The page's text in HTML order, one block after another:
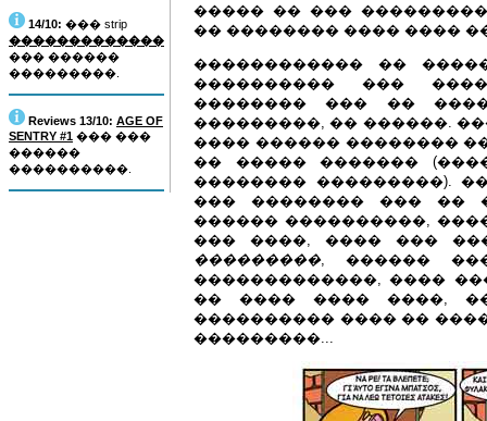
14/10: ��� strip
�������������
��� ������
���������.
Reviews 13/10: AGE OF
SENTRY #1 ��� ���
������
����������.
����� �� ���
�� �������� ���� ����
������������ ��
���������� ���
�������� ��� ��
���������, �� ������.
���� ������ ��������
�� ����� �������
�������� ���������).
��� �������� ��� ��
������ ����������,
��� ����, ���� ���
���������, ������
�������������, ����
�� ���� ���� ����,
���������� ���� ��
���������...